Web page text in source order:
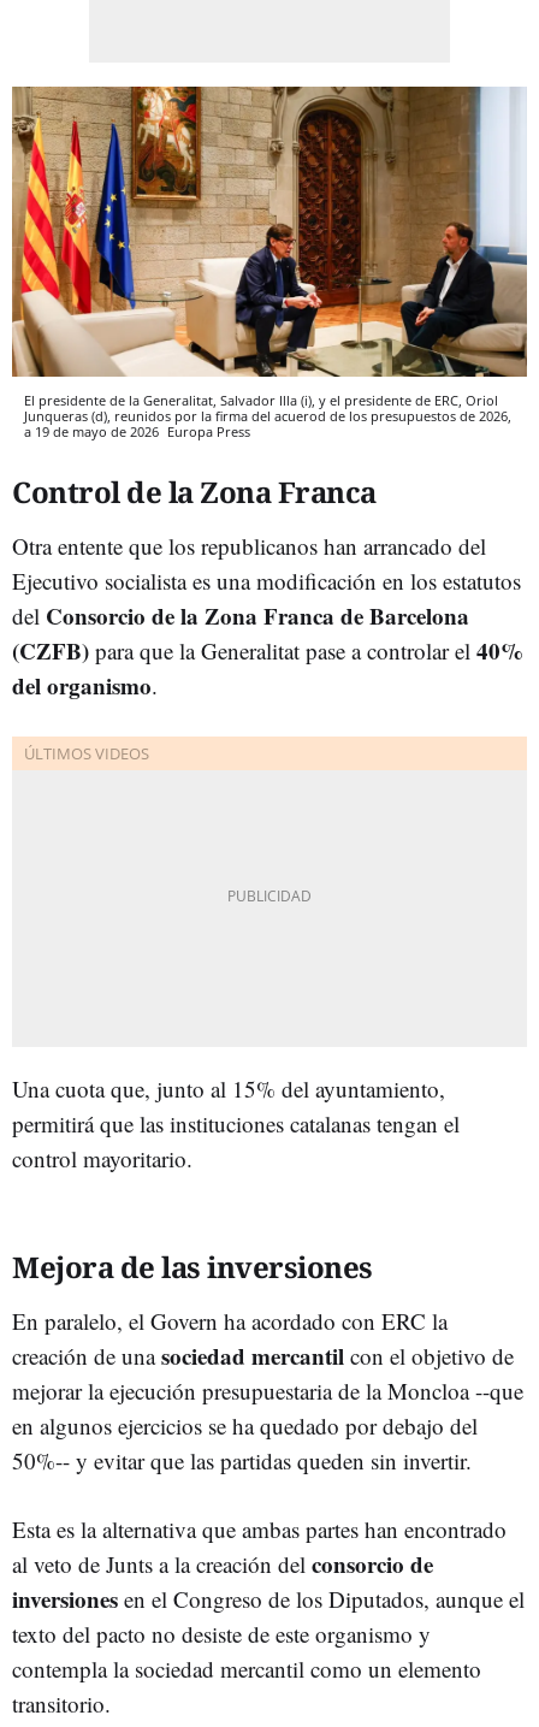
El presidente de la Generalitat, Salvador Illa (i), y el presidente de ERC, Oriol
Junqueras (d), reunidos por la firma del acuerod de los presupuestos de 2026,
a 19 de mayo de 2026 Europa Press
Control de la Zona Franca
Otra entente que los republicanos han arrancado del
Ejecutivo socialista es una modificación en los estatutos
del Consorcio de la Zona Franca de Barcelona
(CZFB) para que la Generalitat pase a controlar el 40%
del organismo.
Una cuota que, junto al 15% del ayuntamiento,
permitirá que las instituciones catalanas tengan el
control mayoritario.
Mejora de las inversiones
En paralelo, el Govern ha acordado con ERC la
creación de unasociedad mercantil con el objetivo de
mejorar la ejecución presupuestaria de la Moncloa --que
en algunos ejercicios se ha quedado por debajo del
50%-- y evitar que las partidas queden sin invertir.
Esta es la alternativa que ambas partes han encontrado
al veto de Junts a la creación del consorcio de
inversiones en el Congreso de los Diputados, aunque el
texto del pacto no desiste de este organismo y
contempla la sociedad mercantil como un elemento
transitorio.